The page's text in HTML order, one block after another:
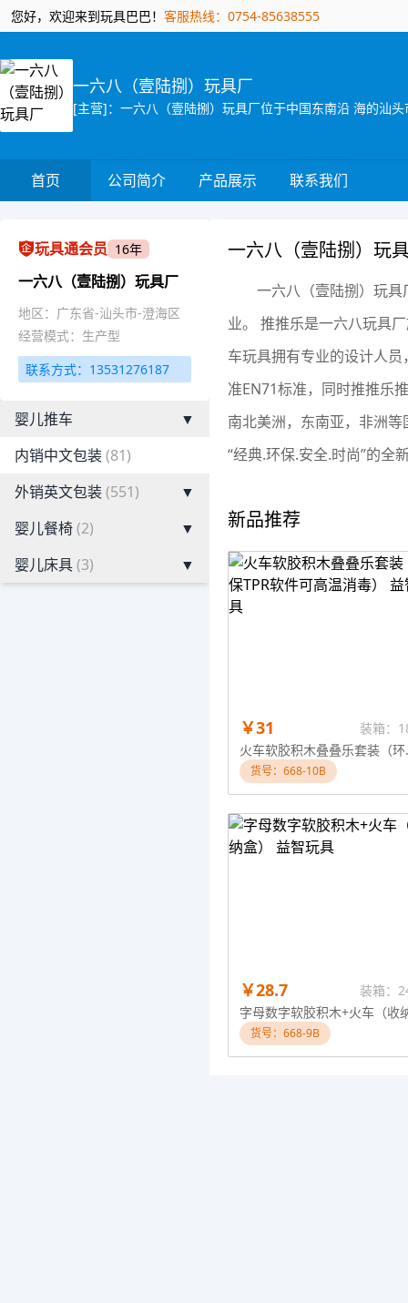
您好，欢迎来到玩具巴巴！ 客服热线：0754-85638555
一六八（壹陆捌）玩具厂
首页 公司简介 产品展示 联系我们
玩具通会员 16年
一六八（壹陆捌）玩具厂
地区：广东省-汕头市-澄海区
经营模式：生产型
联系方式：13531276187
婴儿推车
▼
内销中文包装(81)
外销英文包装(551)
▼
婴儿餐椅(2)
▼
婴儿床具(3) ▼
一六八（壹陆捌）玩
一六八（壹陆捌）玩
业。 推推乐是一六八玩具
车玩具拥有专业的设计人
准EN71标准，同时推推乐
南北美洲，东南亚，非洲
“经典.环保.安全.时尚”的全
新品推荐
￥31
装箱：
火车软胶
货号：668-10B
￥28.7 装箱：
货号：668-9B